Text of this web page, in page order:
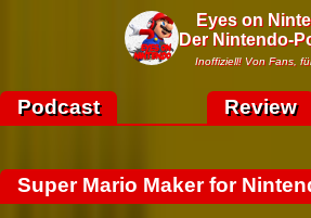
Eyes on
Der Nintendo-
Inoffiziell! Von Fans,
Podcast Review
Super Mario Maker for